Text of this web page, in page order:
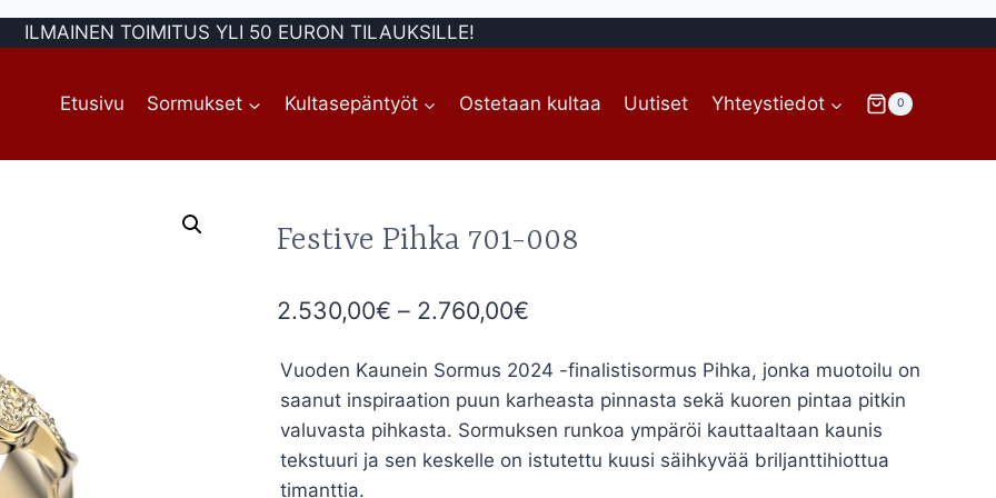
ILMAINEN TOIMITUS YLI 50 EURON TILAUKSILLE!
Etusivu Sormukset Kultasepäntyöt Ostetaan kultaa Uutiset Yhteystiedot 0
Festive Pihka 701-008
2.530,00€ – 2.760,00€Hintaluokka:
-
2.760,00€
Vuoden Kaunein Sormus 2024 -finalistisormus Pihka, jonka muotoilu on
saanut inspiraation puun karheasta pinnasta sekä kuoren pintaa pitkin
valuvasta pihkasta. Sormuksen runkoa ympäröi kauttaaltaan kaunis
tekstuuri ja sen keskelle on istutettu kuusi säihkyvää briljanttihiottua
timanttia.